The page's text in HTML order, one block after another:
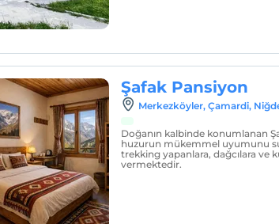
Şafak Pansiyon
Merkezköyler, Çamardi,
Doğanın kalbinde konumlanan
huzurun mükemmel uyumunu
trekking yapanlara, dağcılara ve
vermektedir.